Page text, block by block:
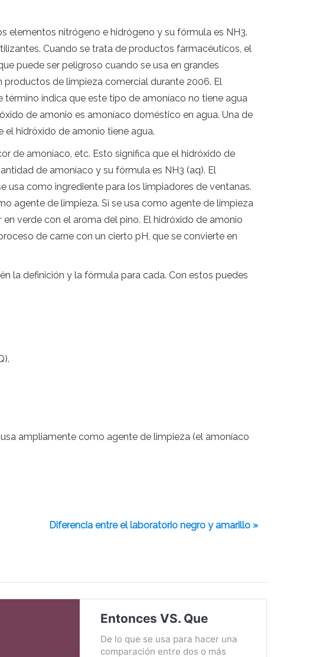
elementos nitrógeno e hidrógeno y su fórmula es NH3.
Cuando se trata de productos farmacéuticos, el
puede ser peligroso cuando se usa en grandes
de limpieza comercial durante 2006. El
indica que este tipo de amoníaco no tiene agua
de amonio es amoníaco doméstico en agua. Una de
el hidróxido de amonio tiene agua.
de amoníaco, etc. Esto significa que el hidróxido de
de amoníaco y su fórmula es NH3 (aq). El
usa como ingrediente para los limpiadores de ventanas.
agente de limpieza. Si se usa como agente de limpieza
verde con el aroma del pino. El hidróxido de amonio
de carne con un cierto pH, que se convierte en
la definición y la fórmula para cada. Con estos puedes
ampliamente como agente de limpieza (el amoníaco
Diferencia entre el laboratorio negro y amarillo »
Entonces VS. Que
De lo que se usa para hacer una
comparación entre dos o más